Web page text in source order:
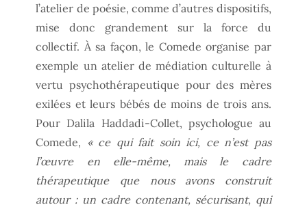
l’atelier de poésie, comme d’autres dispositifs,
mise donc grandement sur la force du
collectif. À sa façon, le Comede organise par
exemple un atelier de médiation culturelle à
vertu psychothérapeutique pour des mères
exilées et leurs bébés de moins de trois ans.
Pour Dalila Haddadi-Collet, psychologue au
Comede, « ce qui fait soin ici, ce n’est pas
l’œuvre en elle-même, mais le cadre
thérapeutique que nous avons construit
autour : un cadre contenant, sécurisant, qui